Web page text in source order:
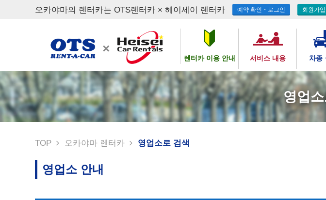
오카야마의 렌터카는 OTS렌터카 × 헤이세이 렌터카 예약 확인・로그인 회원가입
렌터카 이용 안내 서비스 내용 차종
영업
TOP 오카야마 렌터카 영업소로 검색
영업소 안내